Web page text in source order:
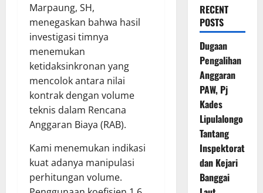
Marpaung, SH,
menegaskan bahwa hasil
investigasi timnya
menemukan
ketidaksinkronan yang
mencolok antara nilai
kontrak dengan volume
teknis dalam Rencana
Anggaran Biaya (RAB).
Kami menemukan indikasi
kuat adanya manipulasi
perhitungan volume.
RECENT
POSTS
Dugaan
Pengalihan
Anggaran
PAW, Pj
Kades
Lipulalongo
Tantang
Inspektorat
dan Kejari
Banggai